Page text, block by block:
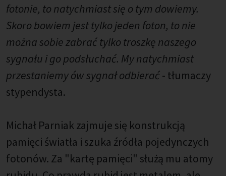
fotonie, to natychmiast się o tym dowiemy.
Skoro bowiem jest tylko jeden foton, to nie
można sobie zabrać tylko troszkę naszego
sygnału i go podsłuchać. My natychmiast
przestaniemy ów sygnał odbierać- tłumaczy
stypendysta.
Michał Parniak zajmuje się konstrukcją
pamięci światła i szuka źródła pojedynczych
fotonów. Za "kartę pamięci" służą mu atomy